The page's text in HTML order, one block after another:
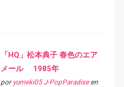
「HQ」松本典子 春色のエア
メール 1985年
por yumeki05 J-PopParadiseen